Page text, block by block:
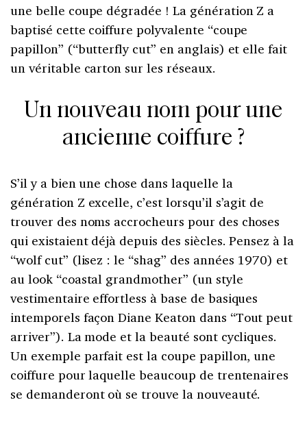
une belle coupe dégradée ! La génération Z a
baptisé cette coiffure polyvalente “coupe
papillon” (“butterfly cut” en anglais) et elle fait
un véritable carton sur les réseaux.
Un nouveau nom pour une
ancienne coiffure ?
S’il y a bien une chose dans laquelle la
génération Z excelle, c’est lorsqu’il s’agit de
trouver des noms accrocheurs pour des choses
qui existaient déjà depuis des siècles. Pensez à la
“wolf cut” (lisez : le “shag” des années 1970) et
au look “coastal grandmother” (un style
vestimentaire effortless à base de basiques
intemporels façon Diane Keaton dans “Tout peut
arriver”). La mode et la beauté sont cycliques.
Un exemple parfait est la coupe papillon, une
coiffure pour laquelle beaucoup de trentenaires
se demanderont où se trouve la nouveauté.